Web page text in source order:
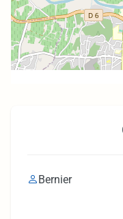
Bernier